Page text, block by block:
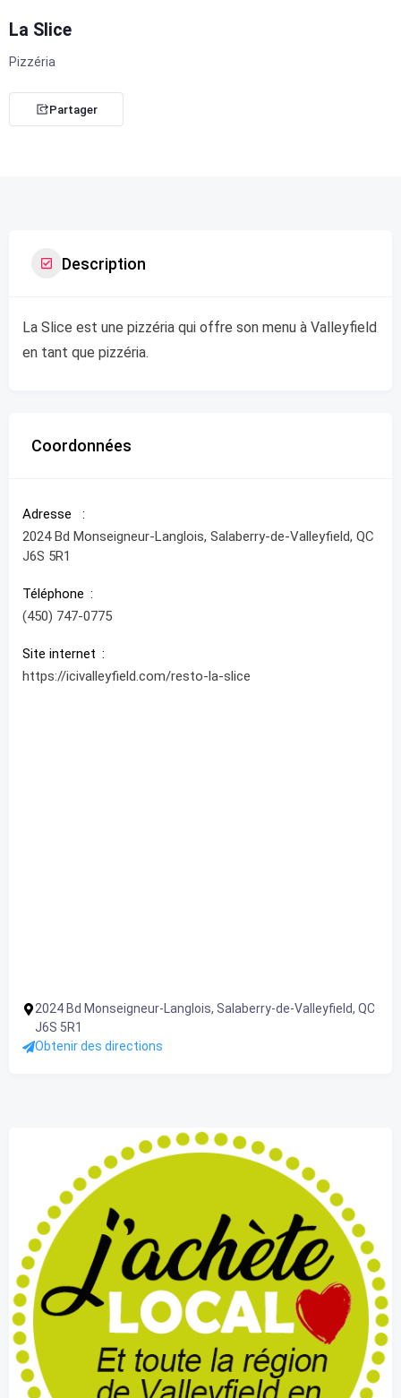
La Slice
Pizzéria
Partager
Description
La Slice est une pizzéria qui offre son menu à Valleyfield
en tant que pizzéria.
Coordonnées
Adresse
2024 Bd Monseigneur-Langlois, Salaberry-de-Valleyfield, QC
J6S 5R1
Téléphone
(450) 747-0775
Site internet
https://icivalleyfield.com/resto-la-slice
2024 Bd Monseigneur-Langlois, Salaberry-de-Valleyfield, QC
J6S 5R1
Obtenir des directions